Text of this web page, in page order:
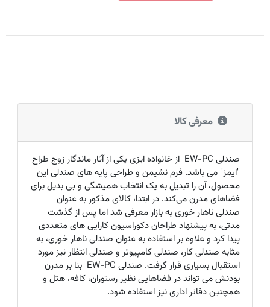
معرفی کالا
صندلی EW-PCاز خانواده ایزی یکی از آثار ماندگار زوج طراح
"ایمز" می‌ باشد. فرم نشیمن و طراحی پایه های صندلی این
محصول، آن را تبدیل به یک انتخاب همیشگی و بی بدیل برای
فضاهای مدرن می‌کند. در ابتدا، کالای مذکور به عنوان
صندلی ناهار خوری به بازار معرفی شد اما پس از گذشت
مدتی، به پیشنهاد طراحان دکوراسیون کارایی های متعددی
پیدا کرد و علاوه بر استفاده به عنوان صندلی ناهار خوری، به
مثابه صندلی کار، صندلی کامپیوتر و صندلی انتظار نیز مورد
استقبال بسیاری قرار گرفت. صندلی EW-PCبنا بر مدرن
بودنش می تواند در فضاهایی نظیر رستوران‌، کافه، هتل‌ و
همچنین دفاتر اداری نیز استفاده شود.